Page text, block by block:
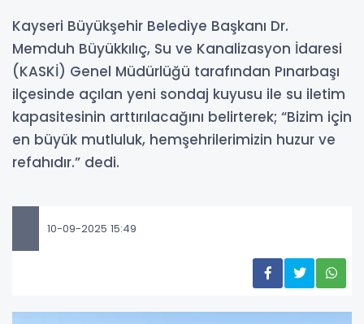
Kayseri Büyükşehir Belediye Başkanı Dr.
Memduh Büyükkılıç, Su ve Kanalizasyon İdaresi
(KASKİ) Genel Müdürlüğü tarafından Pınarbaşı
ilçesinde açılan yeni sondaj kuyusu ile su iletim
kapasitesinin arttırılacağını belirterek; “Bizim için
en büyük mutluluk, hemşehrilerimizin huzur ve
refahıdır.” dedi.
10-09-2025 15:49